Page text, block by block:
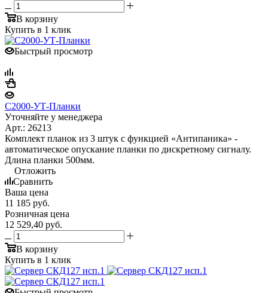
В корзину
Купить в 1 клик
Быстрый просмотр
С2000-УТ-Планки
Уточняйте у менеджера
Арт.: 26213
Комплект планок из 3 штук с функцией «Антипаника» -
автоматическое опускание планки по дискретному сигналу.
Длина планки 500мм.
Отложить
Сравнить
Ваша цена
11 185 руб.
Розничная цена
12 529,40 руб.
В корзину
Купить в 1 клик